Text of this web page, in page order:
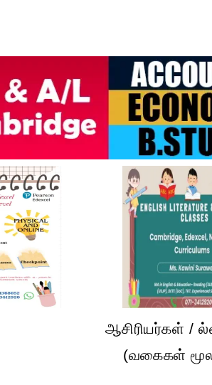
ஆசிரியர்கள் /
(வகைகள்